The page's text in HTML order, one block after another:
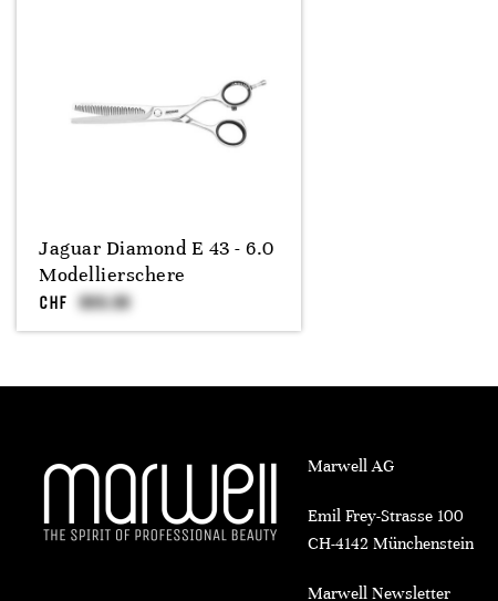
Jaguar Diamond E 43 - 6.0
Modellierschere
CHF
Marwell AG
Emil Frey-Strasse 100
CH-4142 Münchenstein
Marwell Newsletter